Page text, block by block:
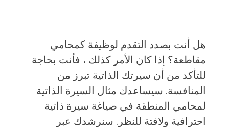
هل أنت بصدد التقدم لوظيفة كمحامي
مقاطعة؟ إذا كان الأمر كذلك ، فأنت بحاجة
للتأكد من أن سيرتك الذاتية تبرز من
المنافسة. سيساعدك مثال السيرة الذاتية
لمحامي المنطقة في صياغة سيرة ذاتية
احترافية ولافتة للنظر. سنرشدك عبر